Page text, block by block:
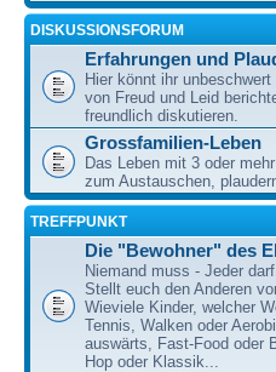
DISKUSSIONSFORUM
Erfahrungen und
Hier könnt ihr
von Freud und Leid
freundlich diskutieren.
Grossfamilien-Leben
Das Leben mit 3 oder
zum Austauschen,
TREFFPUNKT
Die "Bewohner" des
Niemand muss - Jeder darf.
Stellt euch den Anderen
Wieviele Kinder, welcher
Tennis, Walken oder
auswärts, Fast-Food oder
Hop oder Klassik...